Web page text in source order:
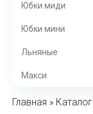
Юбки миди
Юбки мини
Льняные
Макси
Главная » Каталог